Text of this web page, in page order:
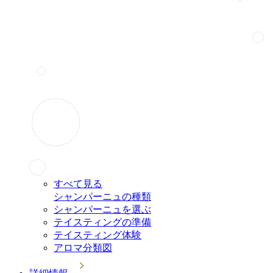
すべて見る
シャンパーニュの種類
シャンパーニュを選ぶ
テイスティングの準備
テイスティング体験
アロマ分類図